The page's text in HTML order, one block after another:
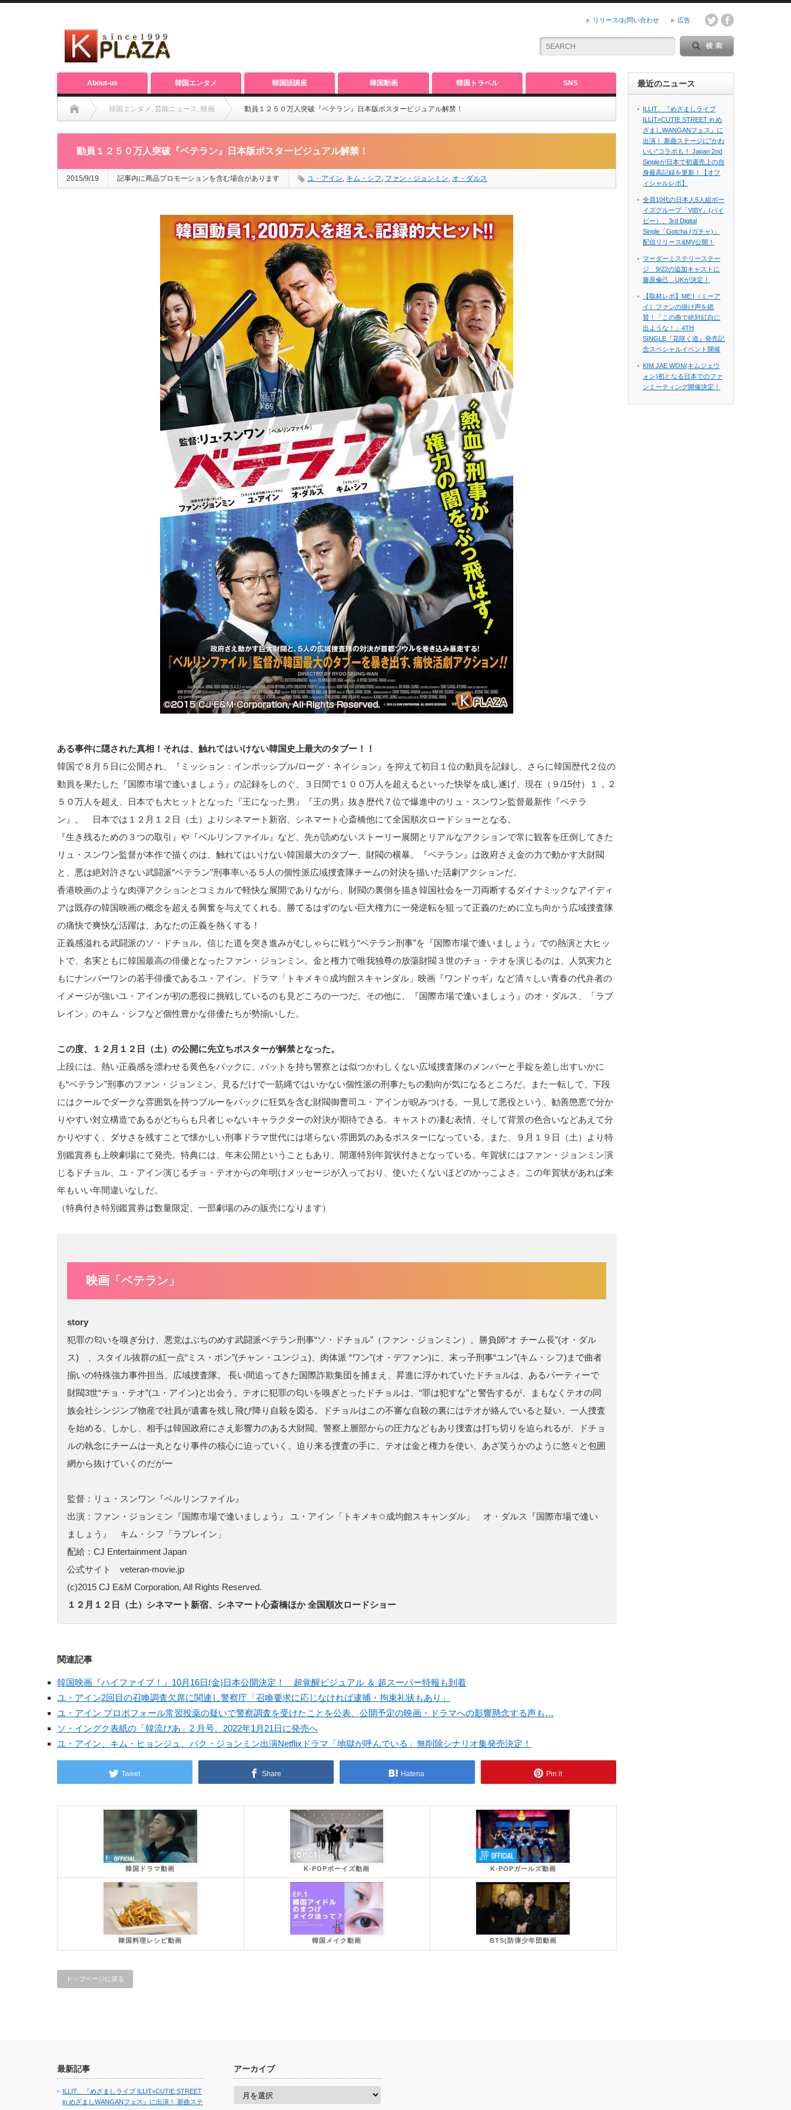
リリース/お問い合わせ 広告
About-us 韓国エンタメ 韓国語講座 韓国動画 韓国トラベル SNS
韓国エンタメ , 芸能ニュース, 映画 動員１２５０万人​突破『ベテラン』日本版ポスタービジュアル​解禁！
動員１２５０万人​突破『ベテラン』日本版ポスタービジュアル​解禁！
2015/9/19 記事内に商品プロモーションを含む場合があります ユ・アイン, キム・シフ, ファン・ジョンミン, オ・ダルス
ある事件に隠された真相！それは、触れてはいけない韓国史上最大のタブー！！
韓国で８月５日に公開され、『ミッション：インポッシブル/ローグ・ネイション』を抑えて初日１位の動員を記録し、さらに韓国歴代２位の
動員を果たした『国際市場で逢いましょう』の記録をしのぐ、３日間で１００万人を超えるといった快挙を成し遂げ、現在（９/15付）１，２
５０万人を超え、日本でも大ヒットとなった『王になった男』『王の男』抜き歴代７位で爆進中のリュ・スンワン監督最新作『ベテラ
ン』。 日本では１２月１２日（土）よりシネマート新宿、シネマート心斎橋他にて全国順次ロードショーとなる。
『生き残るための３つの取引』や『ベルリンファイル』など、先が読めないストーリー展開とリアルなアクションで常に観客を圧倒してきた
リュ・スンワン監督が本作で描くのは、触れてはいけない韓国最大のタブー、財閥の横暴。『ベテラン』は政府さえ金の力で動かす大財閥
と、悪は絶対許さない武闘派“ベテラン”刑事率いる５人の個性派広域捜査隊チームの対決を描いた活劇アクションだ。
香港映画のような肉弾アクションとコミカルで軽快な展開でありながら、財閥の裏側を描き韓国社会を一刀両断するダイナミックなアイディ
アは既存の韓国映画の概念を超える興奮を与えてくれる。勝てるはずのない巨大権力に一発逆転を狙って正義のために立ち向かう広域捜査隊
の痛快で爽快な活躍は、あなたの正義を熱くする！
正義感溢れる武闘派のソ・ドチョル。信じた道を突き進みがむしゃらに戦う“ベテラン刑事”を『国際市場で逢いましょう』での熱演と大ヒッ
トで、名実ともに韓国最高の俳優となったファン・ジョンミン。金と権力で唯我独尊の放蕩財閥３世のチョ・テオを演じるのは、人気実力と
もにナンバーワンの若手俳優であるユ・アイン。ドラマ「トキメキ✩成均館スキャンダル」映画『ワンドゥギ』など清々しい青春の代弁者の
イメージが強いユ・アインが初の悪役に挑戦しているのも見どころの一つだ。その他に、『国際市場で逢いましょう』のオ・ダルス、「ラブ
レイン」のキム・シフなど個性豊かな俳優たちが勢揃いした。
この度、１２月１２日（土）の公開に先立ちポスターが解禁となった。
上段には、熱い正義感を漂わせる黄色をバックに、バットを持ち警察とは似つかわしくない広域捜査隊のメンバーと手錠を差し出すいかに
も“ベテラン”刑事のファン・ジョンミン。見るだけで一筋縄ではいかない個性派の刑事たちの動向が気になるところだ。また一転して、下段
にはクールでダークな雰囲気を持つブルーをバックに狂気を含む財閥御曹司ユ・アインが睨みつける。一見して悪役という、勧善懲悪で分か
りやすい対立構造であるがどちらも只者じゃないキャラクターの対決が期待できる。キャストの凄む表情、そして背景の色合いなどあえて分
かりやすく、ダサさを残すことで懐かしい刑事ドラマ世代には堪らない雰囲気のあるポスターになっている。また、９月１９日（土）より特
別鑑賞券も上映劇場にて発売。特典には、年末公開ということもあり、開運特別年賀状付きとなっている。年賀状にはファン・ジョンミン演
じるドチョル、ユ・アイン演じるチョ・テオからの年明けメッセージが入っており、使いたくないほどのかっこよさ。この年賀状があれば来
年もいい年間違いなしだ。
（特典付き特別鑑賞券は数量限定、一部劇場のみの販売になります）
映画「ベテラン」
story
犯罪の匂いを嗅ぎ分け、悪党はぶちのめす武闘派ベテラン刑事“ソ・ドチョル”（ファン・ジョンミン）。勝負師“オ チーム長”(オ・ダル
ス) 、スタイル抜群の紅一点“ミス・ボン”(チャン・ユンジュ)、肉体派 “ワン”(オ・デファン)に、末っ子刑事“ユン”(キム・シフ)まで曲者
揃いの特殊強力事件担当、広域捜査隊。 長い間追ってきた国際詐欺集団を捕まえ、昇進に浮かれていたドチョルは、あるパーティーで
財閥3世“チョ・テオ”(ユ・アイン)と出会う。テオに犯罪の匂いを嗅ぎとったドチョルは、“罪は犯すな”と警告するが、まもなくテオの同
族会社シンジンブ物産で社員が遺書を残し飛び降り自殺を図る。ドチョルはこの不審な自殺の裏にはテオが絡んでいると疑い、一人捜査
を始める。しかし、相手は韓国政府にさえ影響力のある大財閥。警察上層部からの圧力などもあり捜査は打ち切りを迫られるが、ドチョ
ルの執念にチームは一丸となり事件の核心に迫っていく。迫り来る捜査の手に、テオは金と権力を使い、あざ笑うかのように悠々と包囲
網から抜けていくのだがー
監督：リュ・スンワン『ベルリンファイル』
出演：ファン・ジョンミン『国際市場で逢いましょう』 ユ・アイン「トキメキ✩成均館スキャンダル」 オ・ダルス『国際市場で逢い
ましょう』 キム・シフ「ラブレイン」
配給：CJ Entertainment Japan
公式サイト veteran-movie.jp
(c)2015 CJ E&M Corporation, All Rights Reserved.
１２月１２日（土）シネマート新宿、シネマート心斎橋ほか 全国順次ロードショー
関連記事
韓国映画『ハイファイブ！』10月16日(金)日本公開決定！ 超覚醒ビジュアル ＆ 超スーパー特報も到着
ユ・アイン2回目の召喚調査欠席に関連し警察庁「召喚要求に応じなければ逮捕・拘束礼状もあり」
ユ・アイン プロポフォール常習投薬の疑いで警察調査を受けたことを公表、公開予定の映画・ドラマへの影響懸念する声も…
ソ・イングク表紙の「韓流ぴあ」2 月号、2022年1月21日に発売へ
ユ・アイン、キム・ヒョンジュ、パク・ジョンミン出演Netflixドラマ「地獄が呼んでいる」無削除シナリオ集発売決定！
Tweet Share Hatena Pin it
韓国ドラマ動画 K-POPボーイズ動画 K-POPガールズ動画
韓国料理レシピ動画 韓国メイク動画 BTS(防弾少年団動画
トップページに戻る
最近のニュース
ILLIT、『めざましライブ
ILLIT×CUTIE STREET in め
ざましWANGANフェス』に
出演！ 新曲ステージに”かわ
いい”コラボも！ Japan 2nd
Singleが日本で初週売上の自
身最高記録を更新！【オフ
ィシャルレポ】
全員10代の日本人5人組ボー
イズグループ「VIBY」(バイ
ビー）、3rd Digital
Single「Gotcha (ガチャ)」
配信リリース&MV公開！
マーダーミステリーステー
ジ 9/22の追加キャストに
藤原倫己、UKが決定！
【取材レポ】ME:I（ミーア
イ）ファンの掛け声を絶
賛！「この曲で絶対紅白に
出ような！」4TH
SINGLE『花咲く道』発売記
念スペシャルイベント開催
KIM JAE WON(キムジェウ
ォン)初となる日本でのファ
ンミーティング開催決定！
最新記事
ILLIT、『めざましライブ ILLIT×CUTIE STREET
in めざましWANGANフェス』に出演！ 新曲ステ
アーカイブ
ア